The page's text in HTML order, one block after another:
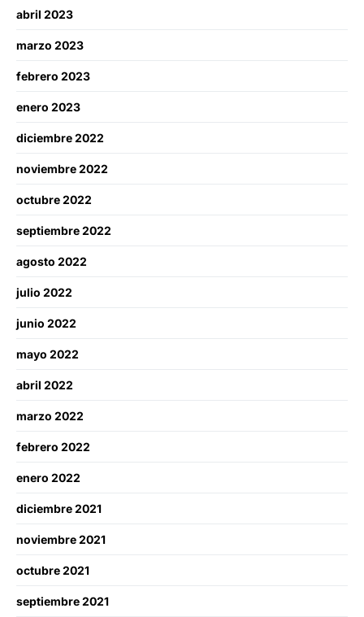
abril 2023
marzo 2023
febrero 2023
enero 2023
diciembre 2022
noviembre 2022
octubre 2022
septiembre 2022
agosto 2022
julio 2022
junio 2022
mayo 2022
abril 2022
marzo 2022
febrero 2022
enero 2022
diciembre 2021
noviembre 2021
octubre 2021
septiembre 2021